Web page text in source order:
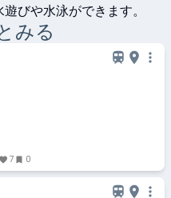
びや水泳ができます。
みる
7 0